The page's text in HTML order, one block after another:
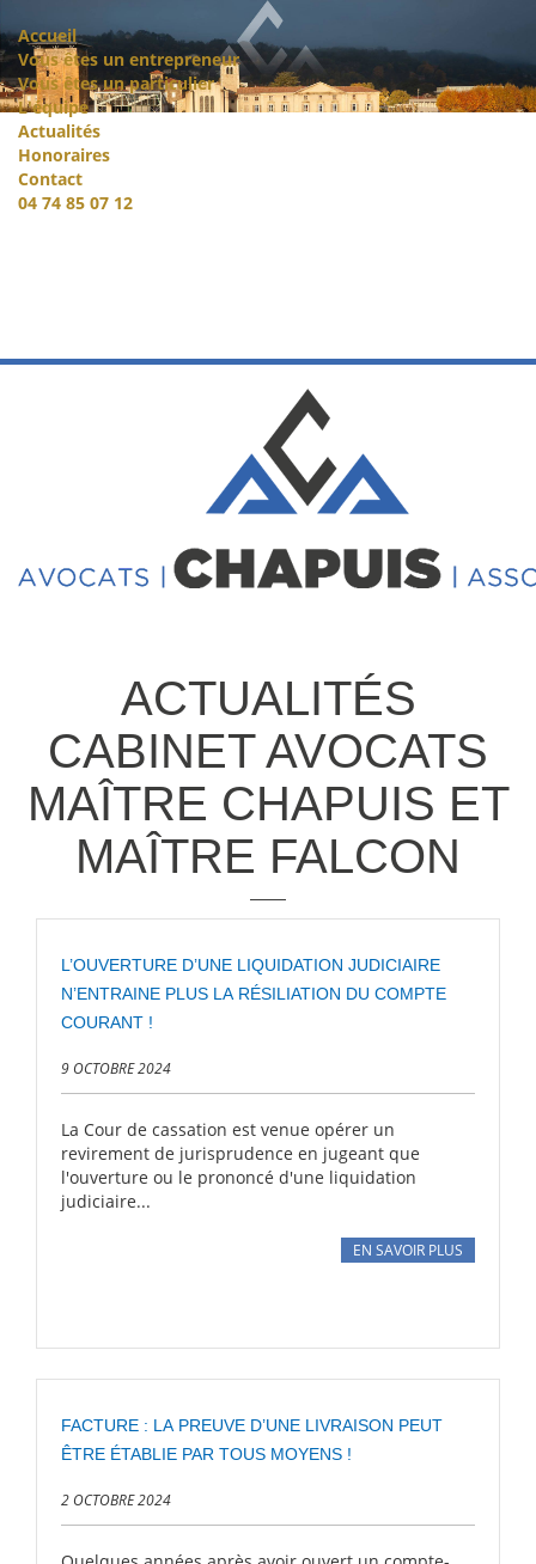
Accueil
Vous êtes un entrepreneur
Vous êtes un particulier
L'équipe
Actualités
Honoraires
Contact
04 74 85 07 12
ACTUALITÉS
CABINET AVOCATS
MAÎTRE CHAPUIS ET
MAÎTRE FALCON
L’OUVERTURE D’UNE LIQUIDATION JUDICIAIRE
N’ENTRAINE PLUS LA RÉSILIATION DU COMPTE
COURANT !
9 OCTOBRE 2024
La Cour de cassation est venue opérer un
revirement de jurisprudence en jugeant que
l'ouverture ou le prononcé d'une liquidation
judiciaire...
EN SAVOIR PLUS
FACTURE : LA PREUVE D’UNE LIVRAISON PEUT
ÊTRE ÉTABLIE PAR TOUS MOYENS !
2 OCTOBRE 2024